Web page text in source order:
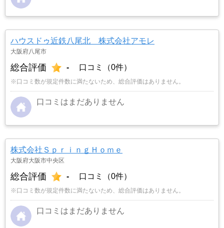
ハウスドゥ近鉄八尾北 株式会社アモレ
大阪府八尾市
総合評価 - 口コミ（0件）
※口コミ数が規定件数に満たないため、総合評価はありません。
口コミはまだありません
株式会社ＳｐｒｉｎｇＨｏｍｅ
大阪府大阪市中央区
総合評価 - 口コミ（0件）
※口コミ数が規定件数に満たないため、総合評価はありません。
口コミはまだありません